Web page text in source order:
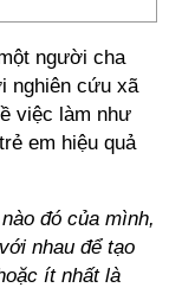
người cha
nghiên cứu xã
việc làm như
em hiệu quả
đó của mình,
nhau để tạo
ít nhất là